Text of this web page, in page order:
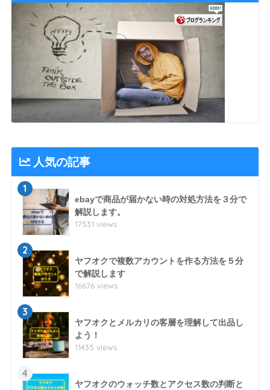
人気の記事
1
ebayで商品が届かない時の対処方法を３分で
解説します。
17531 views
2
ヤフオクで複数アカウントを作る方法を５分
で解説します
16676 views
3
ヤフオクとメルカリの客層を理解して出品し
よう！
11435 views
4
ヤフオクのウォッチ数とアクセス数の判断と